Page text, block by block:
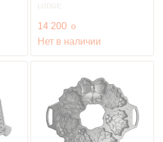
LODGE
14 200 руб.
o
Нет в наличии